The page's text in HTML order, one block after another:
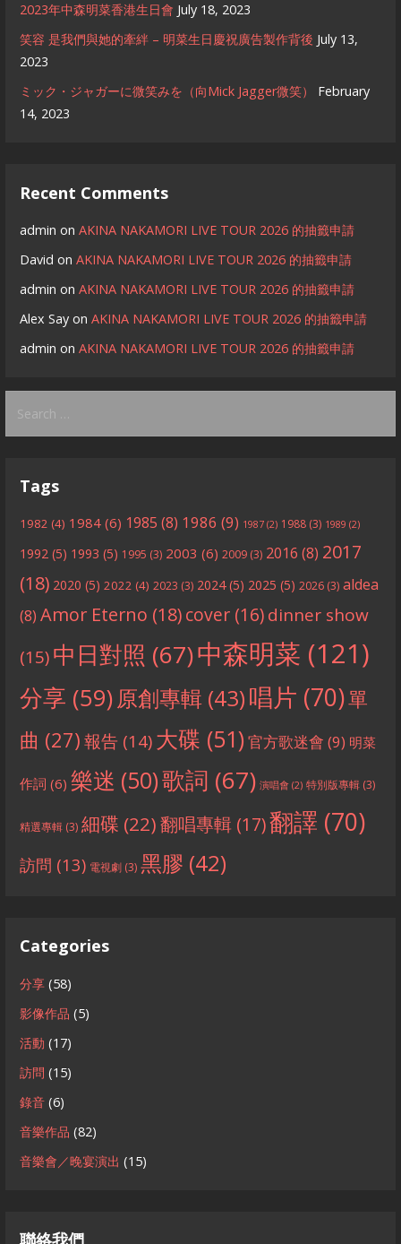
2023年中森明菜香港生日會 July 18, 2023
笑容 是我們與她的牽絆 – 明菜生日慶祝廣告製作背後 July 13,
2023
ミック・ジャガーに微笑みを（向Mick Jagger微笑）
February
14, 2023
Recent Comments
admin onAKINA NAKAMORI LIVE TOUR 2026 的抽籤申請
David onAKINA NAKAMORI LIVE TOUR 2026 的抽籤申請
admin onAKINA NAKAMORI LIVE TOUR 2026 的抽籤申請
Alex Say onAKINA NAKAMORI LIVE TOUR 2026 的抽籤申請
admin onAKINA NAKAMORI LIVE TOUR 2026 的抽籤申請
for:
Tags
1982 (4) 1984 (6) 1985 (8) 1986 (9) 1987 (2) 1988 (3) 1989 (2)
1992 (5) 1993 (5) 1995 (3) 2003 (6) 2009 (3) 2016 (8) 2017
(18) 2020 (5) 2022 (4) 2023 (3) 2024(5) 2025 (5) 2026 (3) aldea
(8) Amor Eterno (18)cover (16)dinner show
(15)中日對照 (67)中森明菜 (121)
分享 (59)原創專輯 (43)唱片 (70)單
曲 (27) 報告 (14)大碟 (51) 官方歌迷會 (9) 明菜
作詞 (6) 樂迷 (50)歌詞 (67) 演唱會 (2) 特別版專輯 (3)
精選專輯 (3) 細碟 (22)翻唱專輯 (17)翻譯 (70)
訪問 (13) 電視劇 (3) 黑膠 (42)
Categories
分享 (58)
影像作品 (5)
活動 (17)
訪問 (15)
錄音 (6)
音樂作品 (82)
音樂會／晚宴演出 (15)
聯絡我們